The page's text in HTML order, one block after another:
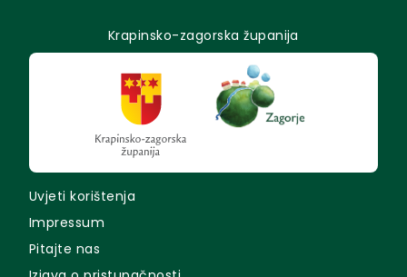
Krapinsko-zagorska županija
Uvjeti korištenja
Impressum
Pitajte nas